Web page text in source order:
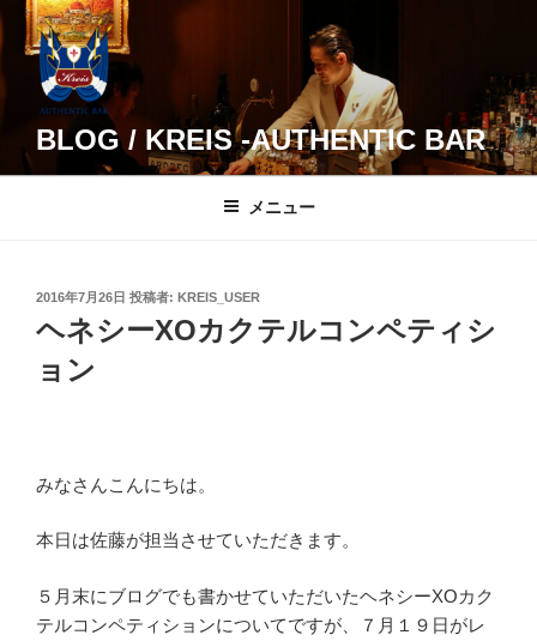
コ
BLOG / KREIS -AUTHENTIC BAR
メニュー
投
日:
2016年7月26日 投稿者: KREIS_USER
ヘネシーXOカクテルコンペティシ
ョン
みなさんこんにちは。
本日は佐藤が担当させていただきます。
５月末にブログでも書かせていただいたヘネシーXOカク
テルコンペティションについてですが、７月１９日がレ